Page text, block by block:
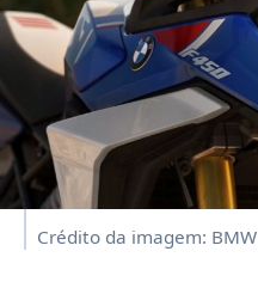
Crédito da imagem: BMW